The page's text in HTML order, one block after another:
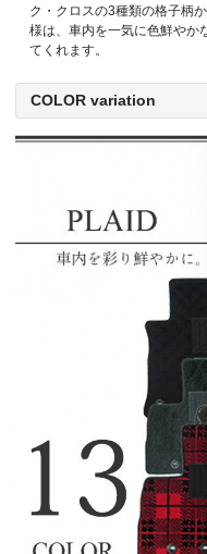
ク・クロスの3種類の格子柄
様は、車内を一気に色鮮やか
てくれます。
COLOR variation